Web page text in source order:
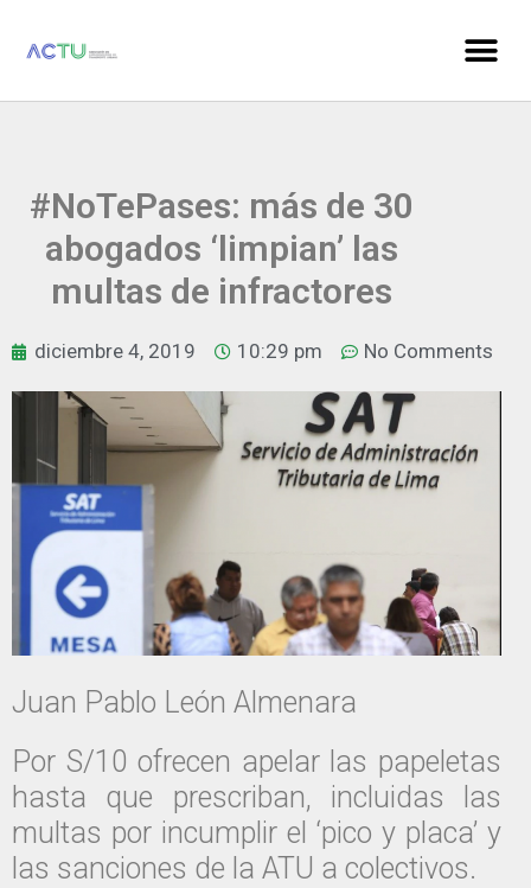
#NoTePases: más de 30
abogados ‘limpian’ las
multas de infractores
diciembre 4, 2019 10:29 pm No Comments
Juan Pablo León Almenara
Por S/10 ofrecen apelar las papeletas
hasta que prescriban, incluidas las
multas por incumplir el ‘pico y placa’ y
las sanciones de la ATU a colectivos.